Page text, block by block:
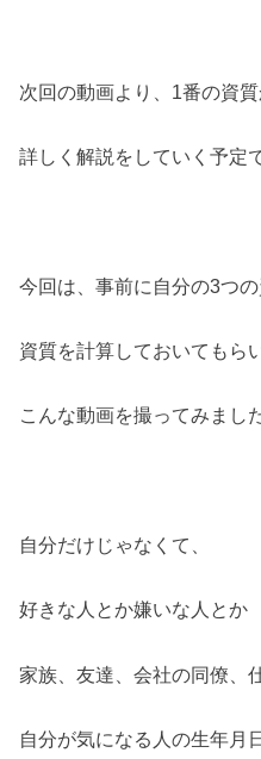
次回の動画より、1番の資
詳しく解説をしていく予定
今回は、事前に自分の3つ
資質を計算しておいてもら
こんな動画を撮ってみまし
自分だけじゃなくて、
好きな人とか嫌いな人とか
家族、友達、会社の同僚、
自分が気になる人の生年月